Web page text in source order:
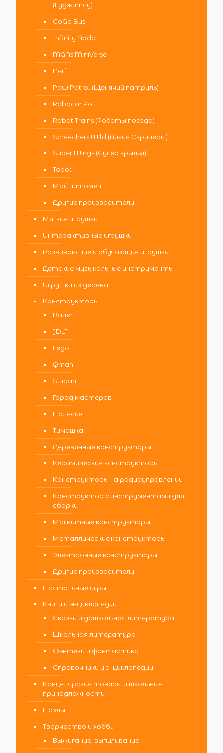
(Гуджитсу)
GoGo Bus
Infinity Nado
MGAs MiniVerse
Nerf
Paw Patrol (Щенячий патруль)
Robocar Poli
Robot Trains (Роботы поезда)
Screechers Wild (Дикие Скричеры)
Super Wings (Супер крылья)
Tobot
Мой питомец
Другие производители
Мягкие игрушки
Интерактивные игрушки
Развивающие и обучающие игрушки
Детские музыкальные инструменты
Игрушки из дерева
Конструкторы
Bauer
JDLT
Lego
Qman
Sluban
Город мастеров
Полесье
Тимошка
Деревянные конструкторы
Керамические конструкторы
Конструкторы на радиоуправлении
Конструктор с инструментами для
сборки
Магнитные конструкторы
Металлические конструкторы
Электронные конструкторы
Другие производители
Настольные игры
Книги и энциклопедии
Сказки и дошкольная литература
Школьная литература
Фэнтези и фантастика
Справочники и энциклопедии
Канцелярские товары и школьные
принадлежности
Пазлы
Творчество и хобби
Выжигание, выпиливание